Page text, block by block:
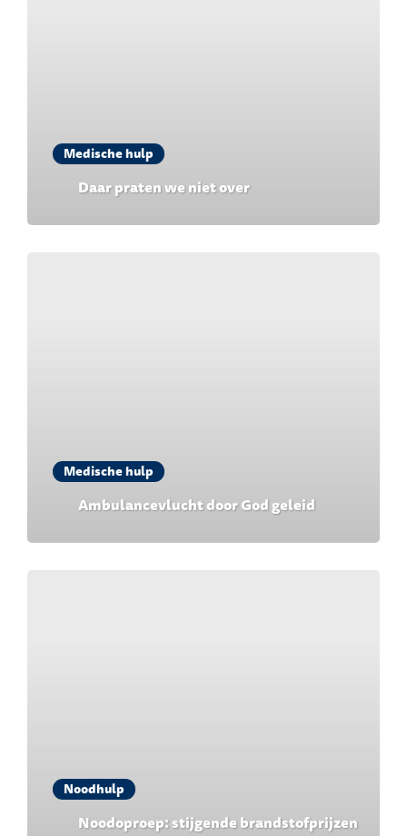
Medische hulp
Daar praten we niet over
Medische hulp
Ambulancevlucht door God geleid
Noodhulp
Noodoproep: stijgende brandstofprijzen